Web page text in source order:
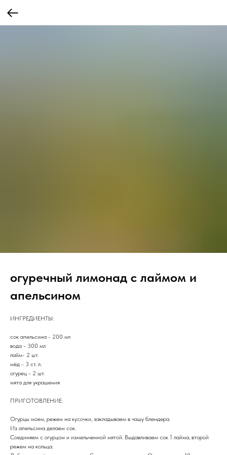
огуречный лимонад с лаймом и
апельсином
ИНГРЕДИЕНТЫ:
сок апельсина - 200 мл
вода - 300 мл
лайм- 2 шт.
мёд - 3 ст. л.
огурец - 2 шт.
мята для украшения
ПРИГОТОВЛЕНИЕ:
Огурцы моем, режем на кусочки, закладываем в чашу блендера.
Из апельсина делаем сок.
Соединяем с огурцом и измельченной мятой. Выдавливаем сок 1 лайма, второй
режем на кольца.